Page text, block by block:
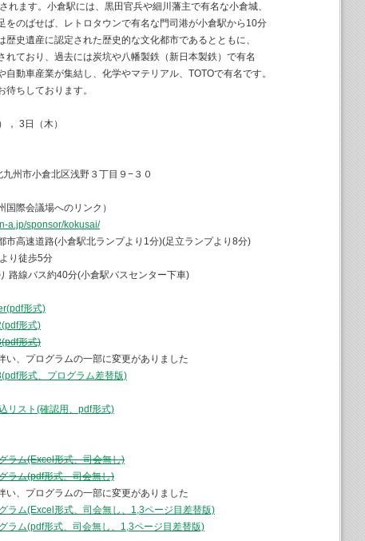
れます。小倉駅には、黒田官兵や細川藩主で有名な小倉城、
をのばせば、レトロタウンで有名な門司港が小倉駅から10分
史遺産に認定された歴史的な文化都市であるとともに、
れており、過去には炭坑や八幡製鉄（新日本製鉄）で有名
動車産業が集結し、化学やマテリアル、TOTOで有名です。
ちしております。
， 3日（木）
小倉北区浅野３丁目９−３０
会議場へのリンク）
a.jp/sponsor/kokusai/
道路(小倉駅北ランプより1分)(足立ランプより8分)
徒歩5分
ス約40分(小倉駅バスセンター下車)
形式)
形式)
形式)
ログラムの一部に変更がありました
形式、プログラム差替版)
リスト(確認用、pdf形式)
ラム(Excel形式、司会無し)
ラム(pdf形式、司会無し)
ログラムの一部に変更がありました
ラム(Excel形式、司会無し、1,3ページ目差替版)
ラム(pdf形式、司会無し、1,3ページ目差替版)